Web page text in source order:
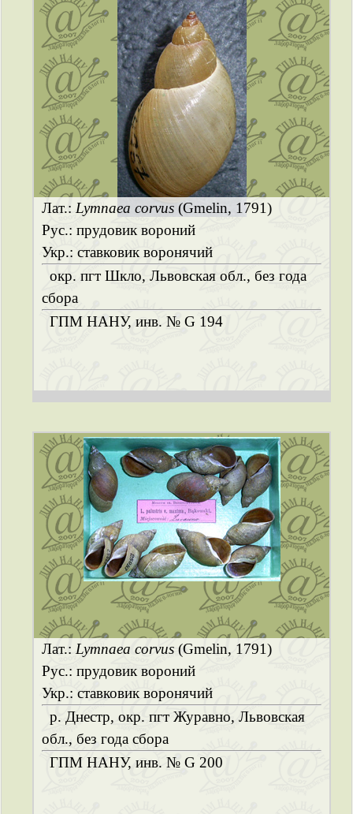
Лат.: Lymnaea corvus(Gmelin, 1791)
Рус.: прудовик вороний
Укр.: ставковик воронячий
окр. пгт Шкло, Львовская обл., без года
сбора
ГПМ НАНУ, инв. № G 194
Лат.: Lymnaea corvus(Gmelin, 1791)
Рус.: прудовик вороний
Укр.: ставковик воронячий
р. Днестр, окр. пгт Журавно, Львовская
обл., без года сбора
ГПМ НАНУ, инв. № G 200